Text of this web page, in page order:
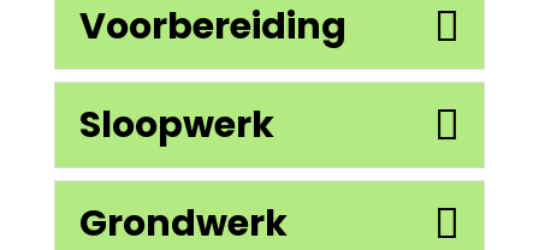
Voorbereiding
Sloopwerk
Grondwerk